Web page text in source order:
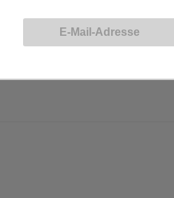
Chair, graumeliert
IN